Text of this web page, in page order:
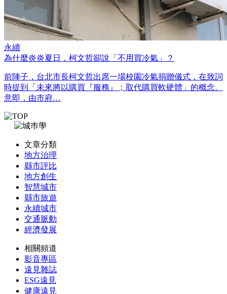
永續
為什麼炎炎夏日，柯文哲卻說「不用買冷氣」？
前陣子，台北市長柯文哲出席一場校園冷氣捐贈儀式，在致詞
時提到「未來將以購買『服務』；取代購買軟硬體」的概念。
意即，由市府…
文章分類
地方治理
縣市評比
地方創生
智慧城市
縣市旅遊
永續城市
交通脈動
經濟發展
相關頻道
影音專區
遠見雜誌
ESG遠見
健康遠見